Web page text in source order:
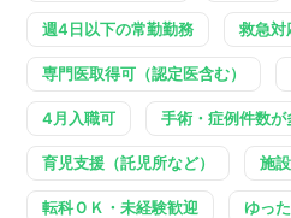
週4日以下の常勤勤務 救急対
専門医取得可（認定医含む）
4月入職可 手術・症例件数が
育児支援（託児所など） 施
転科ＯＫ・未経験歓迎 ゆっ